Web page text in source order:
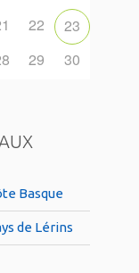
22
23
29 30
Basque
de Lérins